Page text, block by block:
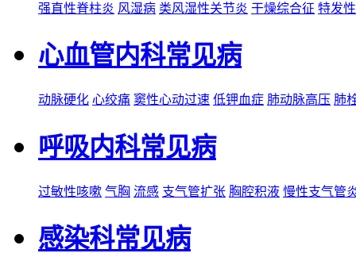
强直性脊柱炎 风湿病 类风湿性关节炎 干燥综合征 特发
心血管内科常见病
动脉硬化 心绞痛 窦性心动过速 低钾血症 肺动脉高压 肺
呼吸内科常见病
过敏性咳嗽 气胸 流感 支气管扩张 胸腔积液 慢性支气管
感染科常见病